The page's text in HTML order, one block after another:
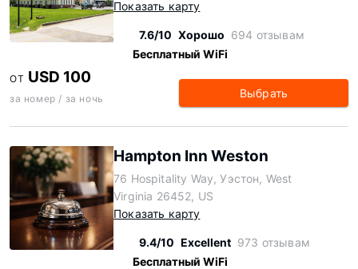
Показать карту
7.6/10 Хорошо 694 отзывам
Бесплатный WiFi
ОТ USD 100
за номер / за ночь Выбрать
Hampton Inn Weston
76 Hospitality Way, Уэстон, West
Virginia 26452, US
Показать карту
9.4/10 Excellent 973 отзывам
Бесплатный WiFi